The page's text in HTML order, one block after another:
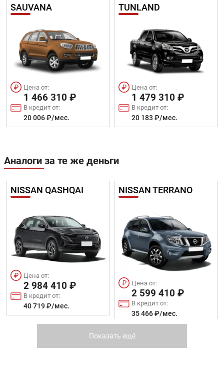
SAUVANA
Цена от:
1 466 310 ₽
В кредит от:
20 006 ₽/мес.
TUNLAND
Цена от:
1 479 310 ₽
В кредит от:
20 183 ₽/мес.
Аналоги за те же деньги
NISSAN QASHQAI
Цена от:
2 984 410 ₽
В кредит от:
40 719 ₽/мес.
NISSAN TERRANO
Цена от:
2 599 410 ₽
В кредит от:
35 466 ₽/мес.
MITSUBISHI ECLIPSE TOYOTA C-HR
Показать ещё